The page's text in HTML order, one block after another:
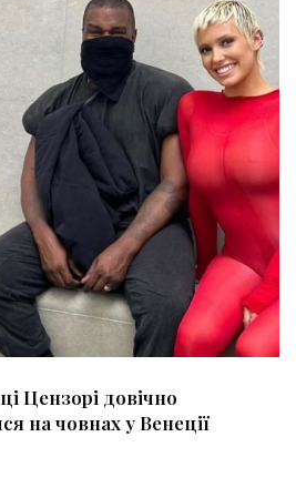
Цензорі довічно
на човнах у Венеції